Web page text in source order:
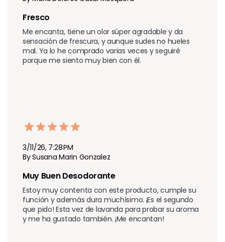
Fresco
Me encanta, tiene un olor súper agradable y da
sensación de frescura, y aunque sudes no hueles
mal. Ya lo he comprado varias veces y seguiré
porque me siento muy bien con él.
3/11/26, 7:28 PM
By Susana Marin Gonzalez
Muy Buen Desodorante
Estoy muy contenta con este producto, cumple su
función y además dura muchísimo. ¡Es el segundo
que pido! Esta vez de lavanda para probar su aroma
y me ha gustado también. ¡Me encantan!